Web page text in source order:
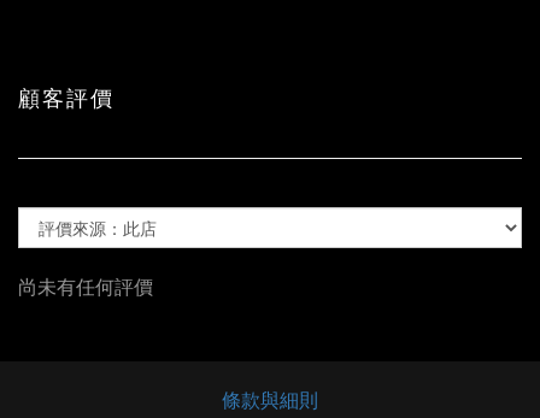
顧客評價
尚未有任何評價
條款與細則